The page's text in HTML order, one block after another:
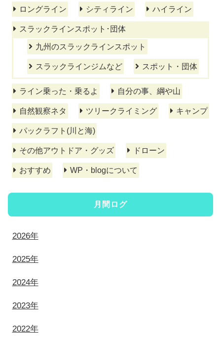
ロングライン シティライン ハイライン
スラックラインスポット･団体
九州のスラックラインスポット
スラックラインジムなど スポット・団体
ライン乗った・乗るよ 自分の事、綱や山
自然観察ネタ ツリークライミング キャンプ
パックラフト(川と海)
その他アウトドア・グッズ ドローン
おすすめ WP・blogについて
月間ログ
2026年
2025年
2024年
2023年
2022年